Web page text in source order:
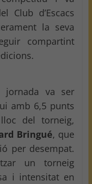
Club d’Escacs
la seva
compartint
va ser
amb 6,5 punts
del torneig,
Bringué, que
per desempat.
un torneig
i intensitat en